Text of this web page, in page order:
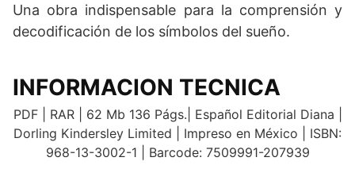
Una obra indispensable para la comprensión y
decodificación de los símbolos del sueño.
INFORMACION TECNICA
PDF | RAR | 62 Mb 136 Págs.| Español Editorial Diana |
Dorling Kindersley Limited | Impreso en México | ISBN:
968-13-3002-1 | Barcode: 7509991-207939